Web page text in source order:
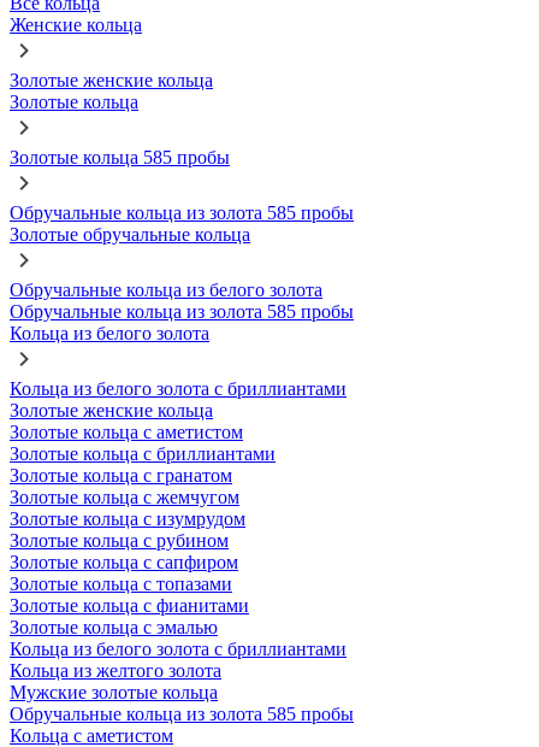
Женские кольца
Золотые женские кольца
Золотые кольца
Золотые кольца 585 пробы
Обручальные кольца из золота 585 пробы
Золотые обручальные кольца
Обручальные кольца из белого золота
Обручальные кольца из золота 585 пробы
Кольца из белого золота
Кольца из белого золота с бриллиантами
Золотые женские кольца
Золотые кольца с аметистом
Золотые кольца с бриллиантами
Золотые кольца с гранатом
Золотые кольца с жемчугом
Золотые кольца с изумрудом
Золотые кольца с рубином
Золотые кольца с сапфиром
Золотые кольца с топазами
Золотые кольца с фианитами
Золотые кольца с эмалью
Кольца из белого золота с бриллиантами
Кольца из желтого золота
Мужские золотые кольца
Обручальные кольца из золота 585 пробы
Кольца с аметистом